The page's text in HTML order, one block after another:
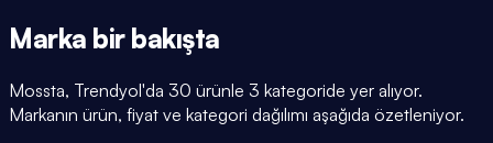
Marka bir bakışta
Mossta, Trendyol'da 30 ürünle 3 kategoride yer alıyor.
Markanın ürün, fiyat ve kategori dağılımı aşağıda özetleniyor.